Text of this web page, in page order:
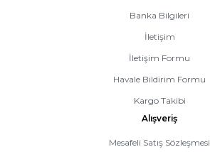
Banka Bilgileri
İletişim
İletişim Formu
Havale Bildirim Formu
Kargo Takibi
Alışveriş
Mesafeli Satış Sözleşmesi